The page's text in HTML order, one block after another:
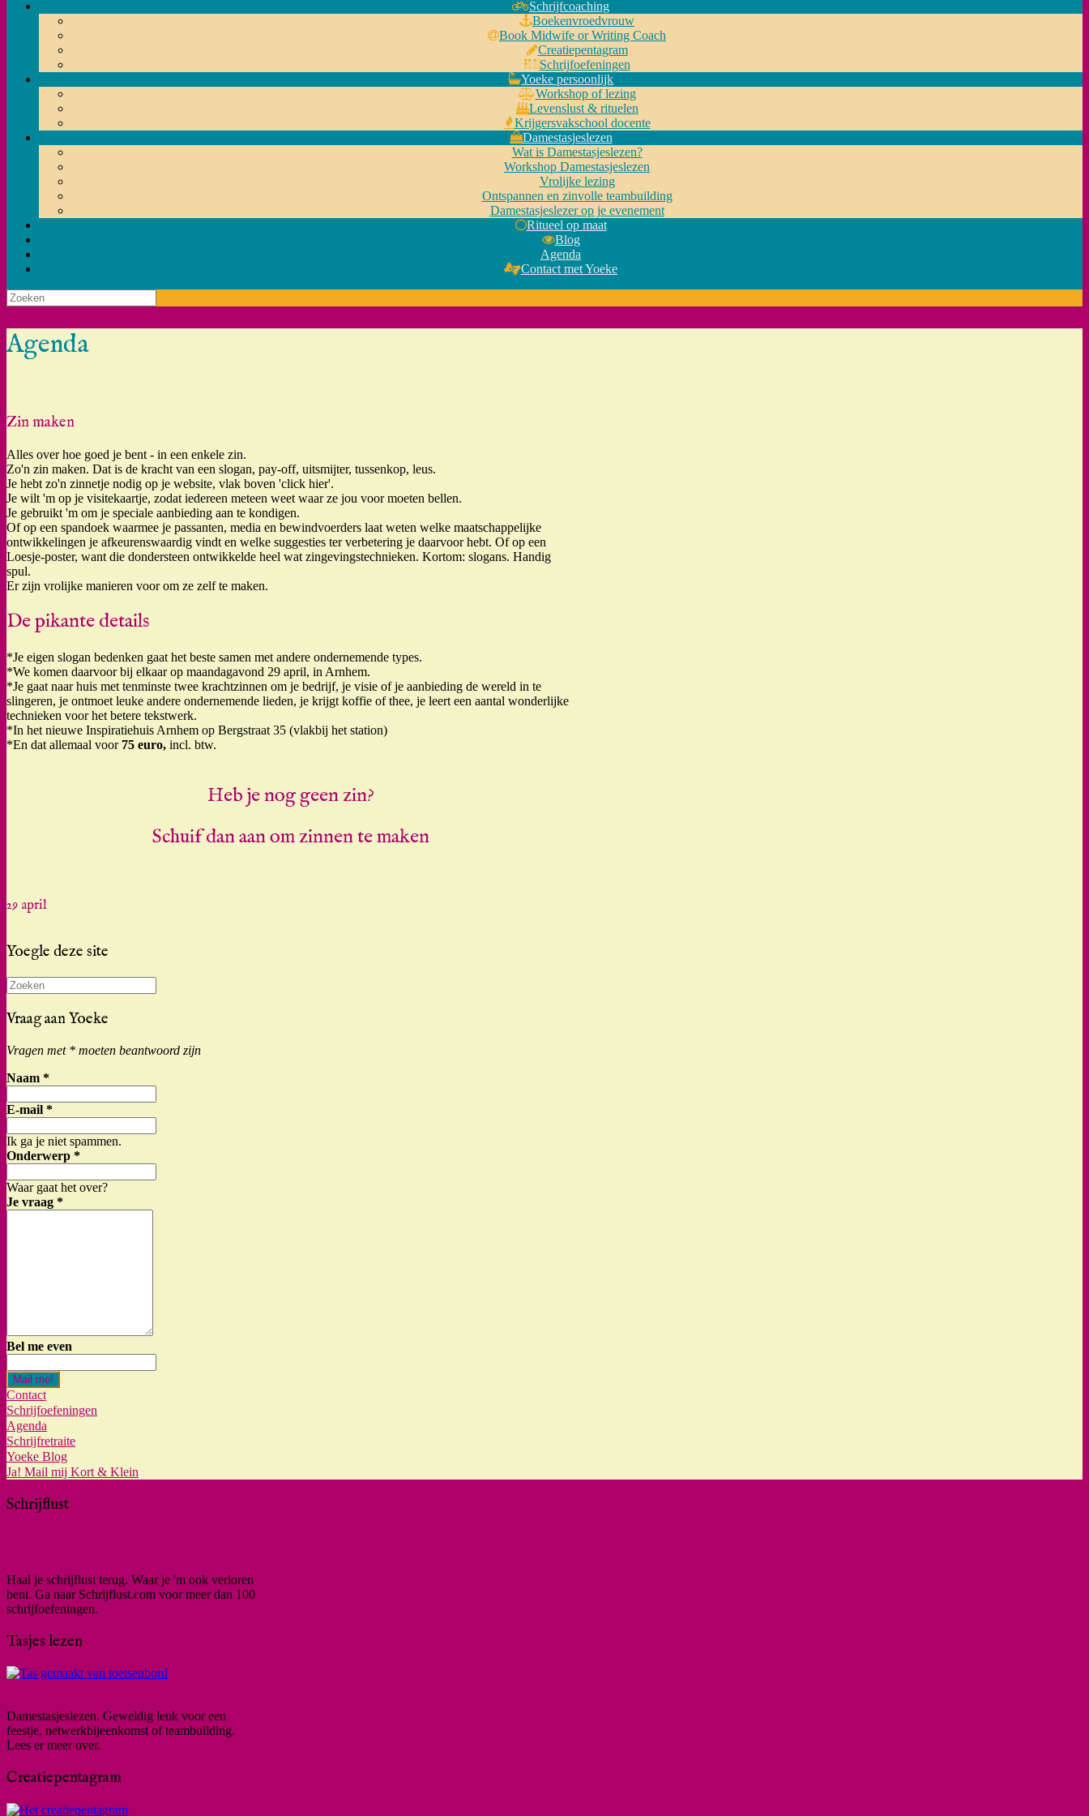
Schrijfcoaching
Boekenvroedvrouw
Book Midwife or Writing Coach
Creatiepentagram
Schrijfoefeningen
Yoeke persoonlijk
Workshop of lezing
Levenslust & rituelen
Krijgersvakschool docente
Damestasjeslezen
Wat is Damestasjeslezen?
Workshop Damestasjeslezen
Vrolijke lezing
Ontspannen en zinvolle teambuilding
Damestasjeslezer op je evenement
Ritueel op maat
Blog
Agenda
Contact met Yoeke
Zoeken
naar:
Agenda
Zin maken
Alles over hoe goed je bent - in een enkele zin.
Zo'n zin maken. Dat is de kracht van een slogan, pay-off, uitsmijter, tussenkop, leus.
Je hebt zo'n zinnetje nodig op je website, vlak boven 'click hier'.
Je wilt 'm op je visitekaartje, zodat iedereen meteen weet waar ze jou voor moeten bellen.
Je gebruikt 'm om je speciale aanbieding aan te kondigen.
Of op een spandoek waarmee je passanten, media en bewindvoerders laat weten welke maatschappelijke
ontwikkelingen je afkeurenswaardig vindt en welke suggesties ter verbetering je daarvoor hebt. Of op een
Loesje-poster, want die dondersteen ontwikkelde heel wat zingevingstechnieken. Kortom: slogans. Handig
spul.
Er zijn vrolijke manieren voor om ze zelf te maken.
De pikante details
*Je eigen slogan bedenken gaat het beste samen met andere ondernemende types.
*We komen daarvoor bij elkaar op maandagavond 29 april, in Arnhem.
*Je gaat naar huis met tenminste twee krachtzinnen om je bedrijf, je visie of je aanbieding de wereld in te
slingeren, je ontmoet leuke andere ondernemende lieden, je krijgt koffie of thee, je leert een aantal wonderlijke
technieken voor het betere tekstwerk.
*In het nieuwe Inspiratiehuis Arnhem op Bergstraat 35 (vlakbij het station)
*En dat allemaal voor 75 euro, incl. btw.
Heb je nog geen zin?
Schuif dan aan om zinnen te maken
29 april
Yoegle deze site
Zoeken
naar:
Vraag aan Yoeke
Vragen met * moeten beantwoord zijn
Naam *
E-mail *
Ik ga je niet spammen.
Onderwerp *
Waar gaat het over?
Je vraag *
Bel me even
Mail me!
Contact
Schrijfoefeningen
Agenda
Schrijfretraite
Yoeke Blog
Ja! Mail mij Kort & Klein
Schrijflust
Haal je schrijflust terug. Waar je 'm ook verloren
bent. Ga naar Schrijflust.com voor meer dan 100
schrijfoefeningen.
Tasjes lezen
Damestasjeslezen. Geweldig leuk voor een
feestje, netwerkbijeenkomst of teambuilding.
Lees er meer over.
Creatiepentagram